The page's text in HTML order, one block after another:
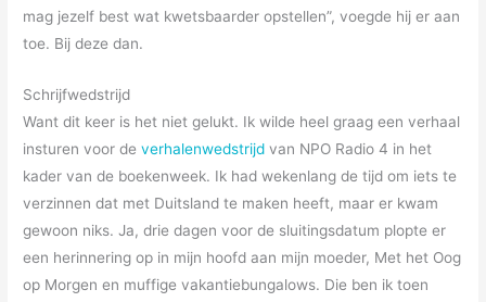
mag jezelf best wat kwetsbaarder opstellen”, voegde hij er aan
toe. Bij deze dan.
Schrijfwedstrijd
Want dit keer is het niet gelukt. Ik wilde heel graag een verhaal
insturen voor deverhalenwedstrijdvan NPO Radio 4 in het
kader van de boekenweek. Ik had wekenlang de tijd om iets te
verzinnen dat met Duitsland te maken heeft, maar er kwam
gewoon niks. Ja, drie dagen voor de sluitingsdatum plopte er
een herinnering op in mijn hoofd aan mijn moeder, Met het Oog
op Morgen en muffige vakantiebungalows. Die ben ik toen